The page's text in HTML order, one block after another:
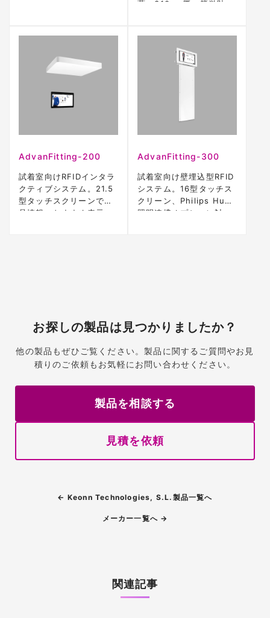
蔽、310μm厚。簡単貼
AdvanFitting-200
試着室向けRFIDインタラ
クティブシステム。21.5
型タッチスクリーンで商
品情報・おすすめ表示。
AdvanFitting-300
試着室向け壁埋込型RFID
システム。16型タッチス
クリーン、Philips Hue
照明連携オプション対
お探しの製品は見つかりましたか？
他の製品もぜひご覧ください。製品に関するご質問やお見
積りのご依頼もお気軽にお問い合わせください。
製品を相談する
見積を依頼
← Keonn Technologies, S.L.製品一覧へ
メーカー一覧へ →
関連記事